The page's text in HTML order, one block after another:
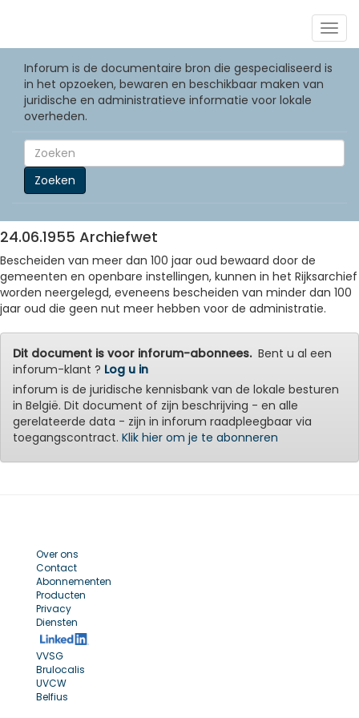
Inforum is de documentaire bron die gespecialiseerd is
in het opzoeken, bewaren en beschikbaar maken van
juridische en administratieve informatie voor lokale
overheden.
Zoeken
24.06.1955 Archiefwet
Bescheiden van meer dan 100 jaar oud bewaard door de
gemeenten en openbare instellingen, kunnen in het Rijksarchief
worden neergelegd, eveneens bescheiden van minder dan 100
jaar oud die geen nut meer hebben voor de administratie.
Dit document is voor inforum-abonnees.Bent u al een
inforum-klant ? Log u in
inforum is de juridische kennisbank van de lokale besturen
in België. Dit document of zijn beschrijving - en alle
gerelateerde data - zijn in inforum raadpleegbaar via
toegangscontract. Klik hier om je te abonneren
Over ons
Contact
Abonnementen
Producten
Privacy
Diensten
VVSG
Brulocalis
UVCW
Belfius